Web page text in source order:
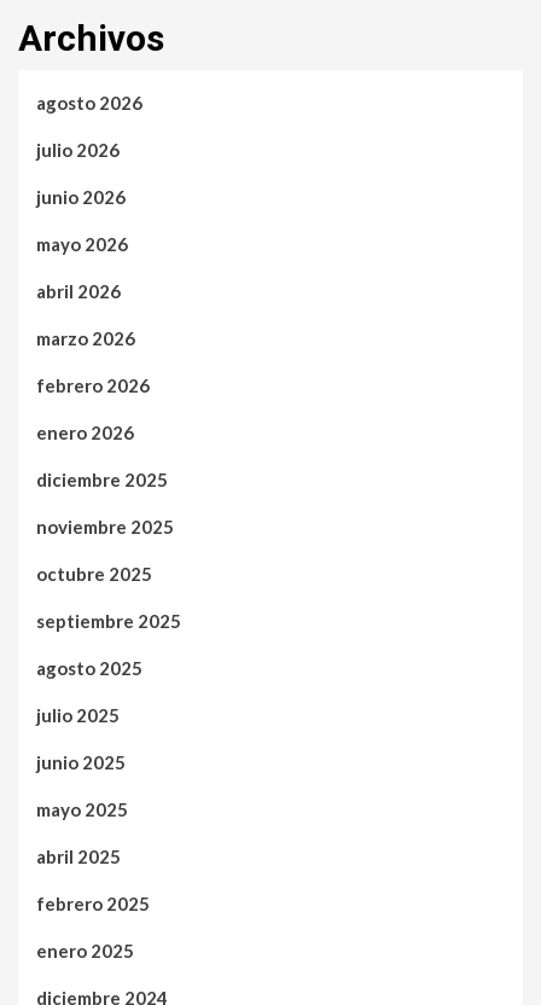
Archivos
agosto 2026
julio 2026
junio 2026
mayo 2026
abril 2026
marzo 2026
febrero 2026
enero 2026
diciembre 2025
noviembre 2025
octubre 2025
septiembre 2025
agosto 2025
julio 2025
junio 2025
mayo 2025
abril 2025
febrero 2025
enero 2025
diciembre 2024